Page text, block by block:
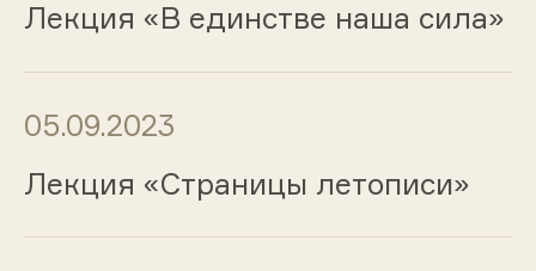
Лекция «В единстве наша сила»
05.09.2023
Лекция «Страницы летописи»